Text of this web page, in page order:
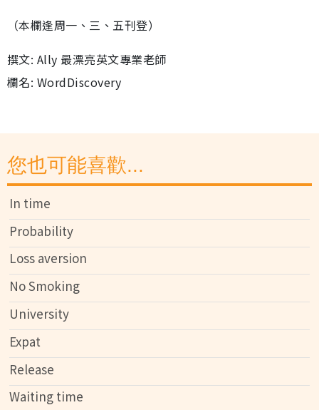
（本欄逢周一、三、五刊登）
撰文: Ally 最漂亮英文專業老師
欄名: WordDiscovery
您也可能喜歡...
In time
Probability
Loss aversion
No Smoking
University
Expat
Release
Waiting time